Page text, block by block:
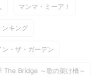
マンマ・ミーア！
ンキング
ン・ザ・ガーデン
The Bridge ～歌の架け橋～